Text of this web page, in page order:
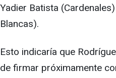
Yadier Batista
Blancas).
Esto indicaría que
de firmar próximamente